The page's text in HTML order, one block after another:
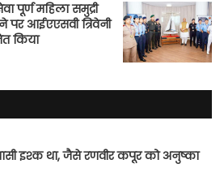
पूर्ण महिला समुद्री
पर आईएएसवी त्रिवेनी
किया
इश्क था, जैसे रणवीर कपूर को अनुष्का